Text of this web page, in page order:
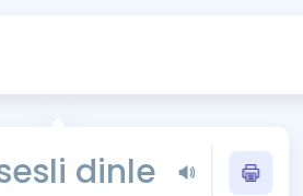
Tüm ÖSYM
YDS - YÖKDİL
dinle